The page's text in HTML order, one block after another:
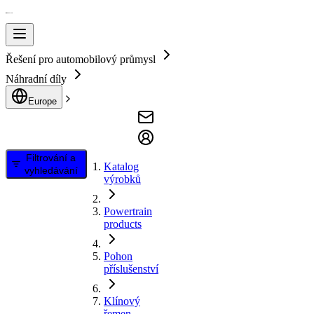
Řešení pro automobilový průmysl
Náhradní díly
Europe
Filtrování a
vyhledávání
Katalog
výrobků
Powertrain
products
Pohon
příslušenství
Klínový